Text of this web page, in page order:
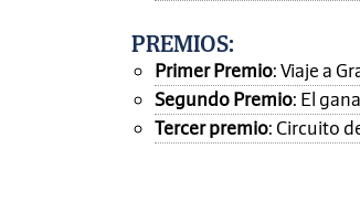
PREMIOS:
Primer Premio: Viaje a
Segundo Premio: El
Tercer premio: Circuito